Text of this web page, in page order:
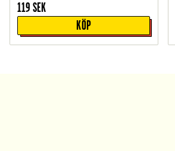
119 SEK
KÖP